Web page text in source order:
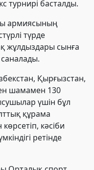
турнирі басталды.
армиясының
түрде
жұлдыздары сынға
саналады.
Қырғызстан,
шамамен 130
үшін бұл
құрама
кәсіби
ретінде